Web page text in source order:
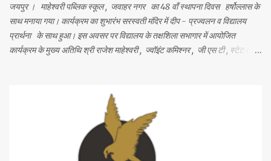
जयपुर । माहेश्वरी पब्लिक स्कूल , जवाहर नगर का 48 वाँ स्थापना दिवस हर्षोल्लास के
साथ मनाया गया। कार्यक्रम का शुभारंभ सरस्वती मंदिर में दीप - प्रज्वलन व विद्यालय
प्रार्थना के साथ हुआ। इस अवसर पर विद्यालय के तक्षशिला सभागार में आयोजित
कार्यक्रम के मुख्य अतिथि श्री राजेश माहेश्वरी , ज्वॉइंट कमिश्नर , जी एस टी , स्टेट टैक्स
काबरा , विद्यालय प्रबंध समिति के सदस्य श्री अमित सोनी , श्रीमती अरुणा गगरानी व
विद्यालय के प्राचार्य श्री अशोक जी वैद मंचासीन थे। मानद सचिव ने विद्यालय की
स्थापना के उद्देश्यों का स्मरण कराते हुए कहा कि शिक्षा के माध्यम से छात्रों के सर्वांगीण
विकास के लिए हरसंभव प्रयास करके गुणवत्तापूर्ण शिक्षा के लिए हम कटिबद्ध हैं । समारोह
के विशिष्ट अतिथि ने विद्य...